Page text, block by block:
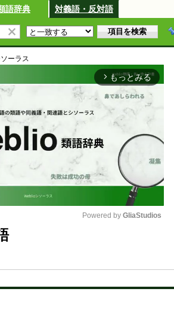
語辞典 対義語・反対語
ーラス
arrow_forward_ios もっとみる
Powered by GliaStudios